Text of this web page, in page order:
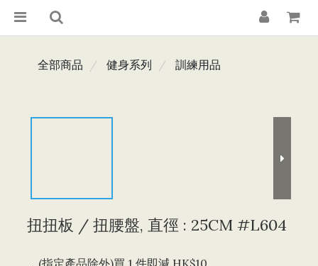
全部商品 健身系列 訓練用品
扭扭板 / 扭腰盤, 直徑 : 25CM #L604
．(指定產品除外)買 1 件即減 HK$10